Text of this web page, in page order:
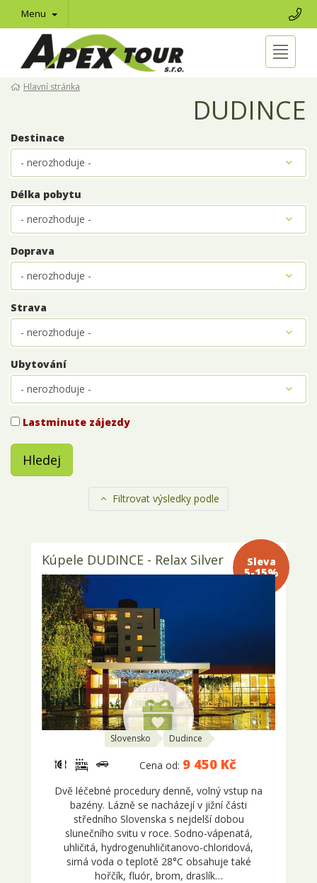
Menu
Hlavní stránka
DUDINCE
Destinace
Délka pobytu
Doprava
Strava
Ubytování
Lastminute zájezdy
Hledej
Filtrovat výsledky podle
Sleva 5-
15%
Kúpele DUDINCE - Relax Silver
Slovensko Dudince
Cena od: 9 450 Kč
Dvě léčebné procedury denně, volný vstup na
bazény. Lázně se nacházejí v jižní části
středního Slovenska s nejdelší dobou
slunečního svitu v roce. Sodno-vápenatá,
uhličitá, hydrogenuhličitanovo-chloridová,
sirná voda o teplotě 28°C obsahuje také
hořčík, fluór, brom, draslík…